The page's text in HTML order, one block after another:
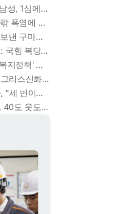
부모 외출 틈타 여동생 성폭행한 20대 남성, 1심에서 5년형 선고 : 친족 간 '암수범죄'의 심각성
"실외기 과열, 문 닫지 마세요" 40도 안팎 폭염에 쉼 없이 도는 에어컨 : 화재 위험 경고등!
"한국산 물은 변기 물로 써라" : 한국이 보낸 구마모토 지진 구호품에 한 일본인의 '어처구니 없는' 반응
필리버스터는 밀리고 토론회는 묻히고 : 국힘 복당 원하는 한동훈, '검사 정치'의 한계만 드러내나
경기지사 추미애, 경기도 재정난 두고 '복지정책' 탓하는 시선에 정면 반박 : "고령자와 아이 인구 급증"
영화 '오디세이'에 난데없는 정치논쟁 : 그리스신화 공간에서 '트럼프 전쟁의 참혹함'이 보인다
이재명 사관학교 통합 반대를 직격했다, "세 번이나 군사 쿠데타 했는데 압도적 지위"
"갑자기 사무실 에어컨 작동 멈췄어요", 40도 웃도는 기온에 에어컨도 숨이 찬다